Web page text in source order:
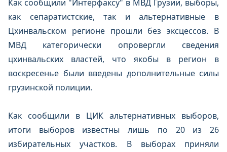
Как сообщили "Интерфаксу" в МВД Грузии, выборы,
как сепаратистские, так и альтернативные в
Цхинвальском регионе прошли без эксцессов. В
МВД категорически опровергли сведения
цхинвальских властей, что якобы в регион в
воскресенье были введены дополнительные силы
грузинской полиции.
Как сообщили в ЦИК альтернативных выборов,
итоги выборов известны лишь по 20 из 26
избирательных участков. В выборах приняли